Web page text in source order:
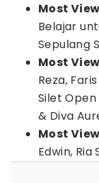
Most
Belajar
Sepulang
Most
Reza,
Silet
& Diva
Most
Edwin, Ria